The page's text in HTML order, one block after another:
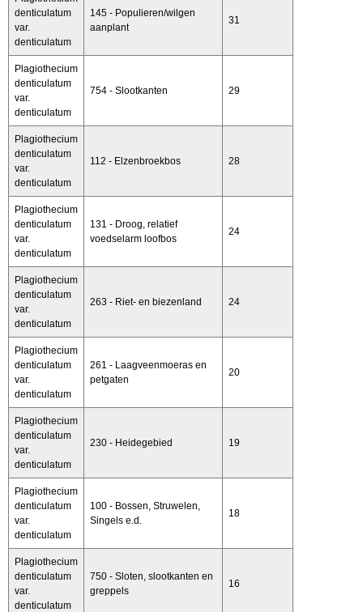
denticulatum
var.
denticulatum
145 - Populieren/wilgen
aanplant
31
Plagiothecium
denticulatum
var.
denticulatum
754 - Slootkanten 29
Plagiothecium
denticulatum
var.
denticulatum
112 - Elzenbroekbos 28
Plagiothecium
denticulatum
var.
denticulatum
131 - Droog, relatief
voedselarm loofbos
24
Plagiothecium
denticulatum
var.
denticulatum
263 - Riet- en biezenland 24
Plagiothecium
denticulatum
var.
denticulatum
261 - Laagveenmoeras en
petgaten
20
Plagiothecium
denticulatum
var.
denticulatum
230 - Heidegebied 19
Plagiothecium
denticulatum
var.
denticulatum
100 - Bossen, Struwelen,
Singels e.d.
18
Plagiothecium
denticulatum
var.
denticulatum
750 - Sloten, slootkanten en
greppels
16